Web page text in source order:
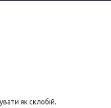
як склобій.